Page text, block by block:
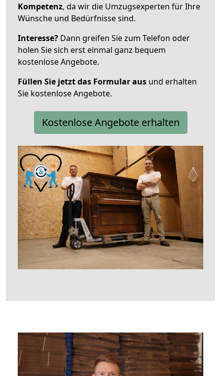
Kompetenz, da wir die Umzugsexperten für Ihre
Wünsche und Bedürfnisse sind.
Interesse? Dann greifen Sie zum Telefon oder
holen Sie sich erst einmal ganz bequem
kostenlose Angebote.
Füllen Sie jetzt das Formular aus und erhalten
Sie kostenlose Angebote.
Kostenlose Angebote erhalten